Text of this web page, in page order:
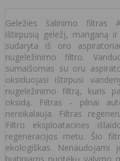
Geležies šalinimo filtras
ištirpusią geležį, manganą
sudaryta iš oro
nugeležinimo filtro.
sumaišomas su oru
oksiduojasi ištirpusi
nugeležinimo filtrą, kuris
oksidą. Filtras - pilnai
nereikalauja. Filtras
Filtro eksploatacinės
regeneracijos metu. Šio
ekologiškas. Nenaudojami